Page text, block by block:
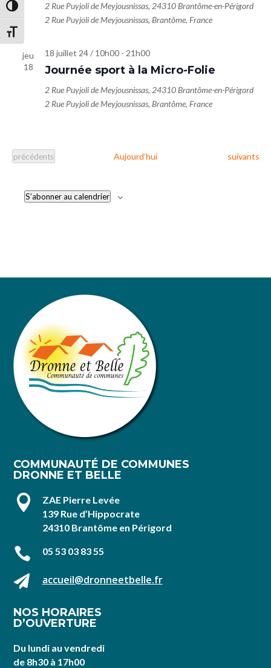
Passer en contraste élevé
Changer la taille de la police
2 Rue Puyjoli de Meyjousnissas, 24310 Brantôme-en-Périgord
2 Rue Puyjoli de Meyjousnissas, Brantôme, France
jeu
18
Journée sport à la Micro-Folie
18 juillet 24 / 10h00- 21h00
2 Rue Puyjoli de Meyjousnissas, 24310 Brantôme-en-Périgord
2 Rue Puyjoli de Meyjousnissas, Brantôme, France
Évènements
précédents Aujourd’hui suivants
S’abonner au calendrier
COMMUNAUTÉ DE COMMUNES
DRONNE ET BELLE

ZAE Pierre Levée
139 Rue d’Hippocrate
24310 Brantôme en Périgord
 05 53 03 83 55
 accueil@dronneetbelle.fr
NOS HORAIRES
D’OUVERTURE
Du lundi au vendredi
de 8h30 à 17h00